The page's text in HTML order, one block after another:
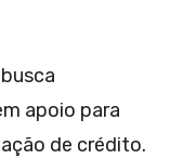
apoio para
de crédito.